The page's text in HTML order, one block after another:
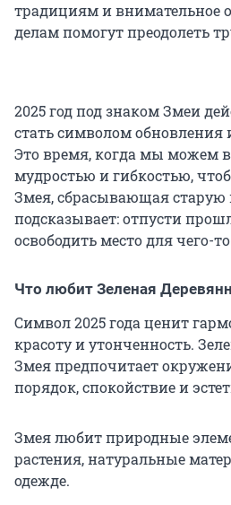
традициям и внимательное
делам помогут преодолеть
2025 год под знаком Змеи
стать символом
Это время, когда мы можем
мудростью и гибкостью,
Змея, сбрасывающая старую
подсказывает: отпусти
освободить место для чего-
Что любит Зеленая
Символ 2025 года ценит
красоту и утонченность.
Змея предпочитает
порядок, спокойствие и
Змея любит природные
растения, натуральные
одежде.